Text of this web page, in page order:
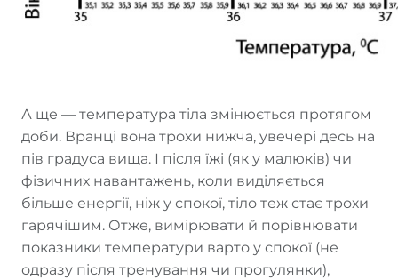
А ще — температура тіла змінюється протягом
доби. Вранці вона трохи нижча, увечері десь на
пів градуса вища. І після їжі (як у малюків) чи
фізичних навантажень, коли виділяється
більше енергії, ніж у спокої, тіло теж стає трохи
гарячішим. Отже, вимірювати й порівнювати
показники температури варто у спокої (не
одразу після тренування чи прогулянки),